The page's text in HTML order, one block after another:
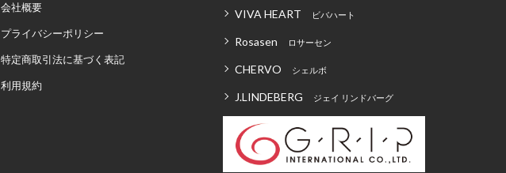
会社概要
プライバシーポリシー
特定商取引法に基づく表記
利用規約
VIVA HEART ビバハート
Rosasen ロサーセン
CHERVO シェルボ
J.LINDEBERG ジェイ リンドバーグ